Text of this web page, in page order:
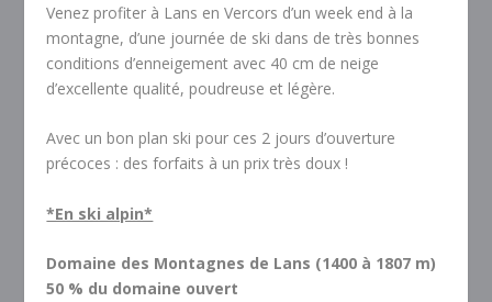
Venez profiter à Lans en Vercors d’un week end à la
montagne, d’une journée de ski dans de très bonnes
conditions d’enneigement avec 40 cm de neige
d’excellente qualité, poudreuse et légère.
Avec un bon plan ski pour ces 2 jours d’ouverture
précoces : des forfaits à un prix très doux !
*En ski alpin*
Domaine des Montagnes de Lans (1400 à 1807 m)
50 % du domaine ouvert